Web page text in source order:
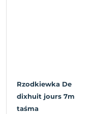
Rzodkiewka De
dixhuit jours 7m
taśma